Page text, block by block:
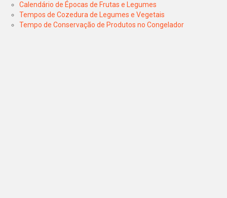
Calendário de Épocas de Frutas e Legumes
Tempos de Cozedura de Legumes e Vegetais
Tempo de Conservação de Produtos no Congelador